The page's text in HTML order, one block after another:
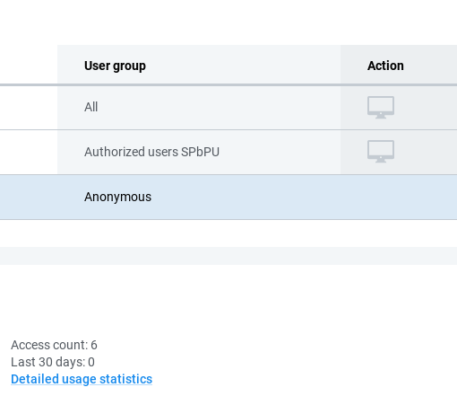
User group Action
All
Authorized users SPbPU
Anonymous
Access count: 6
Last 30 days:0
Detailed usage statistics